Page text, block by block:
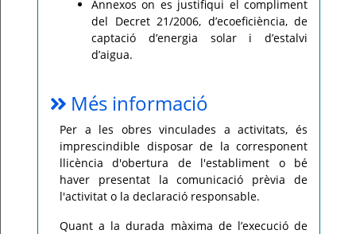
Annexos on es justifiqui el compliment
del Decret 21/2006, d’ecoeficiència, de
captació d’energia solar i d’estalvi
d’aigua.
Més informació
Per a les obres vinculades a activitats, és
imprescindible disposar de la corresponent
llicència d'obertura de l'establiment o bé
haver presentat la comunicació prèvia de
l'activitat o la declaració responsable.
Quant a la durada màxima de l’execució de